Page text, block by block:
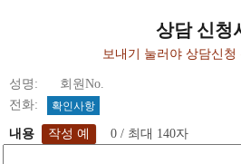
상담 신청
보내기 눌러야 상담신청
성명: 회원No.
전화:
확인사항
내용 0 / 최대 140자